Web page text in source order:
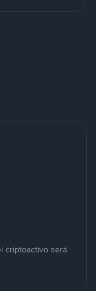
criptoactivo será